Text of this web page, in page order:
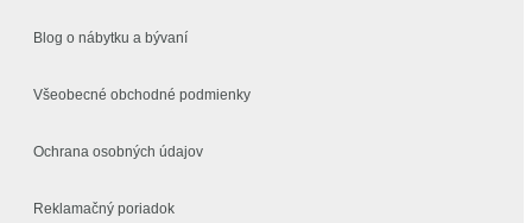
Blog o nábytku a bývaní
Všeobecné obchodné podmienky
Ochrana osobných údajov
Reklamačný poriadok